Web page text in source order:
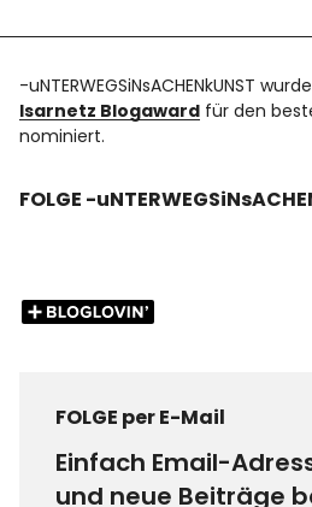
-uNTERWEGSiNsACHENkUNST
Isarnetz Blogaward für den
nominiert.
FOLGE -
FOLGE per E-Mail
Einfach Email-
und neue Beiträge